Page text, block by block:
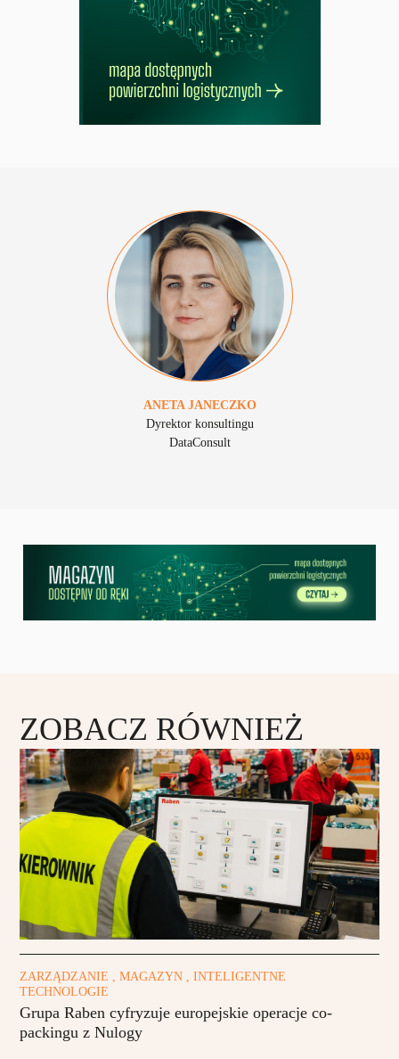
ANETA JANECZKO
Dyrektor konsultingu
DataConsult
ZOBACZ RÓWNIEŻ
ZARZĄDZANIE , MAGAZYN , INTELIGENTNE
TECHNOLOGIE
Grupa Raben cyfryzuje europejskie operacje co-
packingu z Nulogy